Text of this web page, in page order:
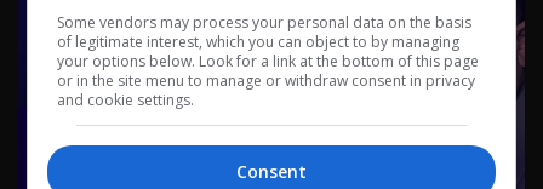
Some vendors may process your personal data on the basis
of legitimate interest, which you can object to by managing
your options below. Look for a link at the bottom of this page
or in the site menu to manage or withdraw consent in privacy
and cookie settings.
Consent